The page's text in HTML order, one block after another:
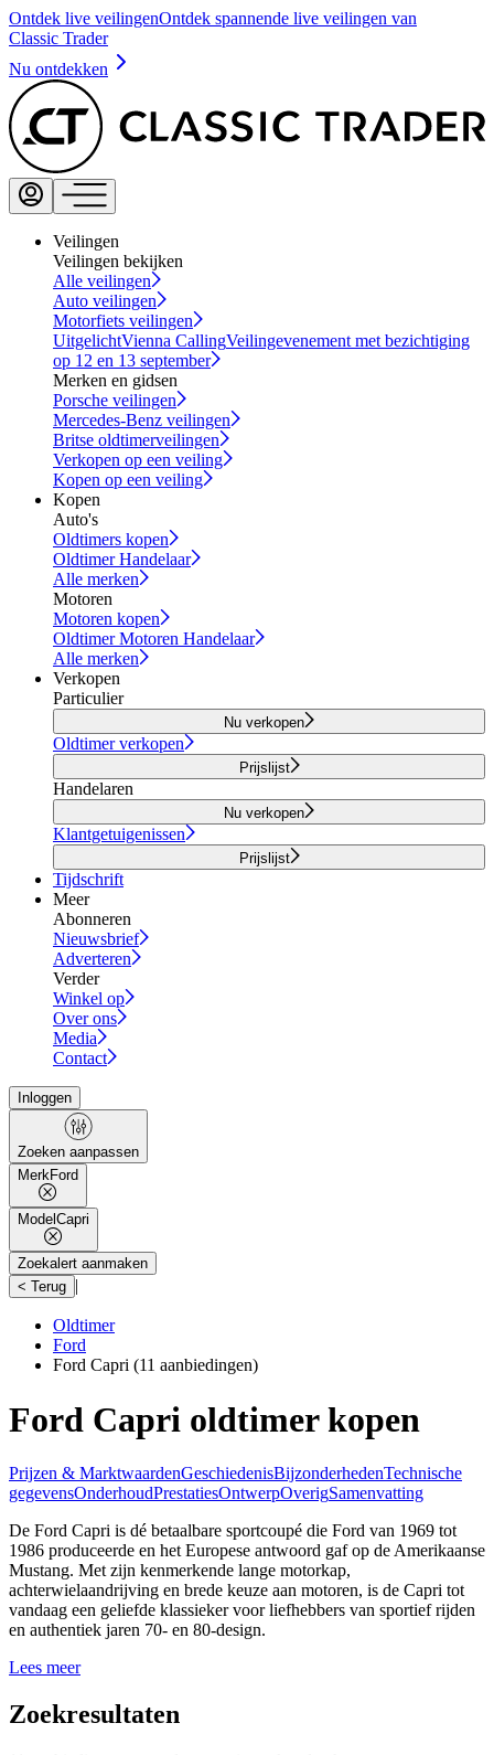
Ontdek live veilingenOntdek spannende live veilingen van
Classic Trader
Nu ontdekken
Veilingen
Veilingen bekijken
Alle veilingen
Auto veilingen
Motorfiets veilingen
UitgelichtVienna CallingVeilingevenement met bezichtiging
op 12 en 13 september
Merken en gidsen
Porsche veilingen
Mercedes-Benz veilingen
Britse oldtimerveilingen
Verkopen op een veiling
Kopen op een veiling
Kopen
Auto's
Oldtimers kopen
Oldtimer Handelaar
Alle merken
Motoren
Motoren kopen
Oldtimer Motoren Handelaar
Alle merken
Verkopen
Particulier
Nu verkopen
Oldtimer verkopen
Prijslijst
Handelaren
Nu verkopen
Klantgetuigenissen
Prijslijst
Tijdschrift
Meer
Abonneren
Nieuwsbrief
Adverteren
Verder
Winkel op
Over ons
Media
Contact
Inloggen
Zoeken aanpassen
MerkFord
Model Capri
Zoekalert aanmaken
< Terug |
Oldtimer
Ford
Ford Capri (11 aanbiedingen)
Ford Capri oldtimer kopen
Prijzen & MarktwaardenGeschiedenisBijzonderhedenTechnische
gegevensOnderhoudPrestatiesOntwerpOverigSamenvatting
De Ford Capri is dé betaalbare sportcoupé die Ford van 1969 tot
1986 produceerde en het Europese antwoord gaf op de Amerikaanse
Mustang. Met zijn kenmerkende lange motorkap,
achterwielaandrijving en brede keuze aan motoren, is de Capri tot
vandaag een geliefde klassieker voor liefhebbers van sportief rijden
en authentiek jaren 70- en 80-design.
Lees meer
Zoekresultaten